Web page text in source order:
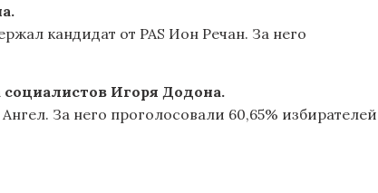
кандидат от PAS Ион Речан. За него
Игоря Додона.
За него проголосовали 60,65% избирателей